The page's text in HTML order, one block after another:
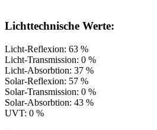
Lichttechnische Werte:
Licht-Reflexion: 63 %
Licht-Transmission: 0 %
Licht-Absorbtion: 37 %
Solar-Reflexion: 57 %
Solar-Transmission: 0 %
Solar-Absorbtion: 43 %
UVT: 0 %